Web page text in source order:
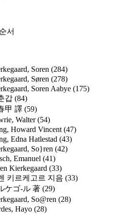
서
Soren (284)
Søren (278)
Soren Aabye (175)
갑 (84)
甲 譯 (59)
Walter (54)
Howard Vincent (47)
Edna Hatlestad (43)
So}ren (42)
Emanuel (41)
Kierkegaard (33)
키르케고르 지음 (33)
ケゴ-ル 著 (29)
So@ren (28)
Hayo (28)